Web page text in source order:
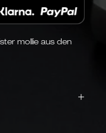
mollie aus den